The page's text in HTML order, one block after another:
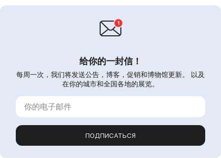
给你的一封信！
每周一次，我们将发送公告，博客，促销和博物馆更新。 以及
在你的城市和全国各地的展览。
ПОДПИСАТЬСЯ